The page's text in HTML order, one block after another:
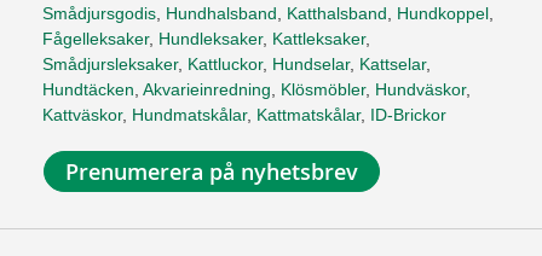
Smådjursgodis, Hundhalsband, Katthalsband, Hundkoppel,
Fågelleksaker, Hundleksaker, Kattleksaker,
Smådjursleksaker, Kattluckor, Hundselar, Kattselar,
Hundtäcken, Akvarieinredning, Klösmöbler, Hundväskor,
Kattväskor, Hundmatskålar, Kattmatskålar, ID-Brickor
Prenumerera på nyhetsbrev